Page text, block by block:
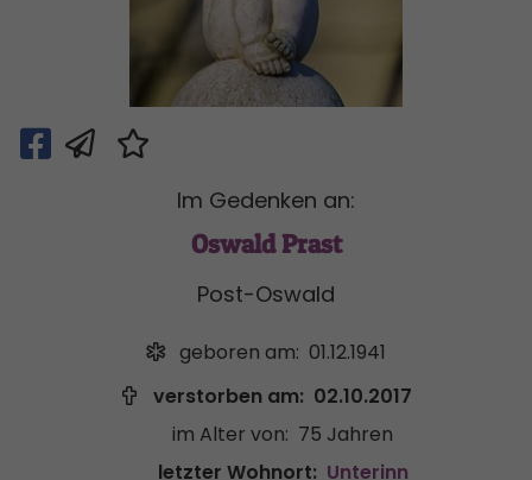
Im Gedenken an:
Oswald Prast
Post-Oswald
geboren am: 01.12.1941
verstorben am: 02.10.2017
im Alter von: 75 Jahren
letzter Wohnort: Unterinn